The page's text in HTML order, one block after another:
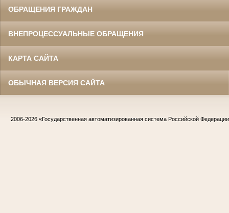
ОБРАЩЕНИЯ ГРАЖДАН
ВНЕПРОЦЕССУАЛЬНЫЕ ОБРАЩЕНИЯ
КАРТА САЙТА
ОБЫЧНАЯ ВЕРСИЯ САЙТА
2006-2026 «Государственная автоматизированная система Российской